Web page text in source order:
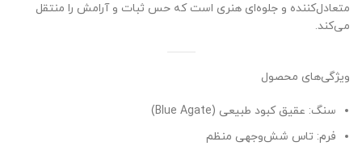
متعادل‌کننده و جلوه‌ای هنری است که حس ثبات و آرامش را منتقل
می‌کند.
ویژگی‌های محصول
سنگ: عقیق کبود طبیعی (Blue Agate)
فرم: تاس شش‌وجهی منظم